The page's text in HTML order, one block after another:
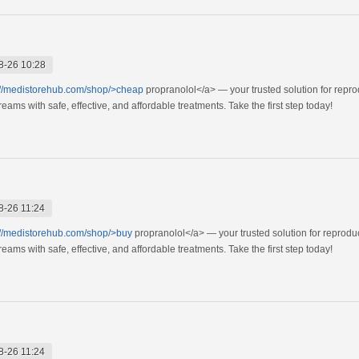
26 10:28
medistorehub.com/shop/>cheap propranolol</a> — your trusted solution for
with safe, effective, and affordable treatments. Take the first step today!
26 11:24
medistorehub.com/shop/>buy propranolol</a> — your trusted solution for
with safe, effective, and affordable treatments. Take the first step today!
26 11:24